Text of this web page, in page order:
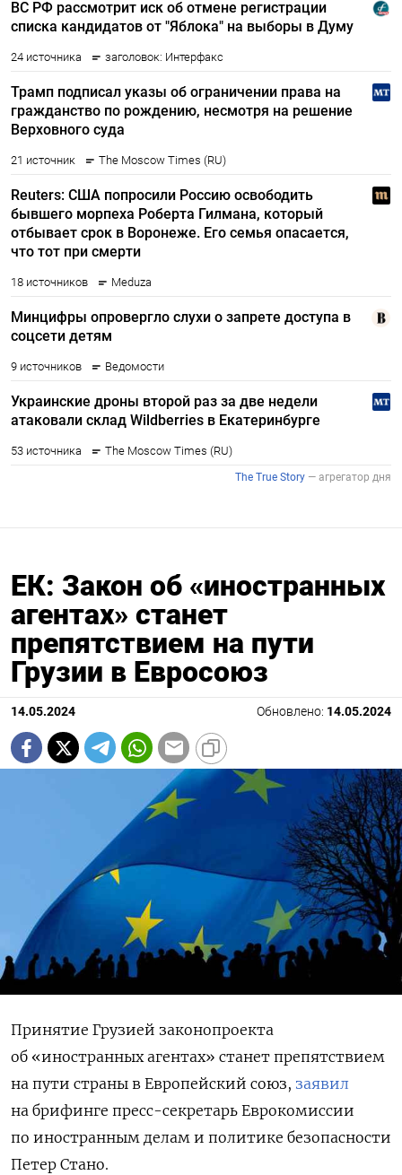
ЕК: Закон об «иностранных
агентах» станет
препятствием на пути
Грузии в Евросоюз
14.05.2024 Обновлено: 14.05.2024
Принятие Грузией законопроекта
об «иностранных агентах» станет препятствием
на пути страны в Европейский союз, заявил
на брифинге пресс-секретарь Еврокомиссии
по иностранным делам и политике безопасности
Петер Стано.